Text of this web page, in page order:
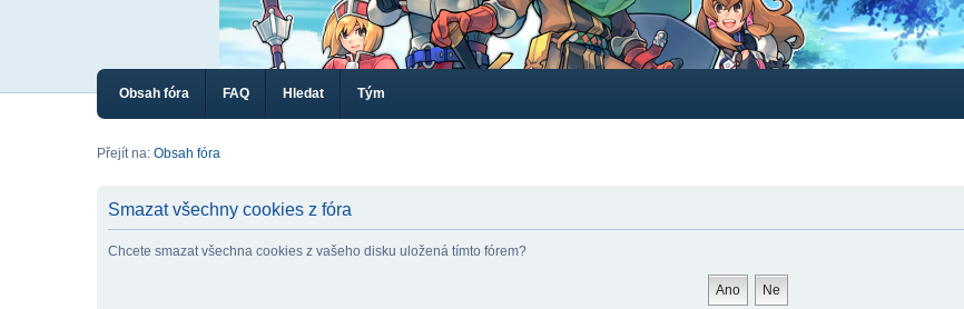
Obsah fóra FAQ Hledat Tým
Přejít na: Obsah fóra
Smazat všechny cookies z fóra
Chcete smazat všechna cookies z vašeho disku uložená tímto fórem?